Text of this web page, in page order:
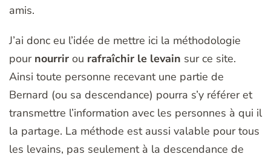
amis.
J’ai donc eu l’idée de mettre ici la méthodologie
pour nourrir ou rafraîchir le levain sur ce site.
Ainsi toute personne recevant une partie de
Bernard (ou sa descendance) pourra s’y référer et
transmettre l’information avec les personnes à qui il
la partage. La méthode est aussi valable pour tous
les levains, pas seulement à la descendance de